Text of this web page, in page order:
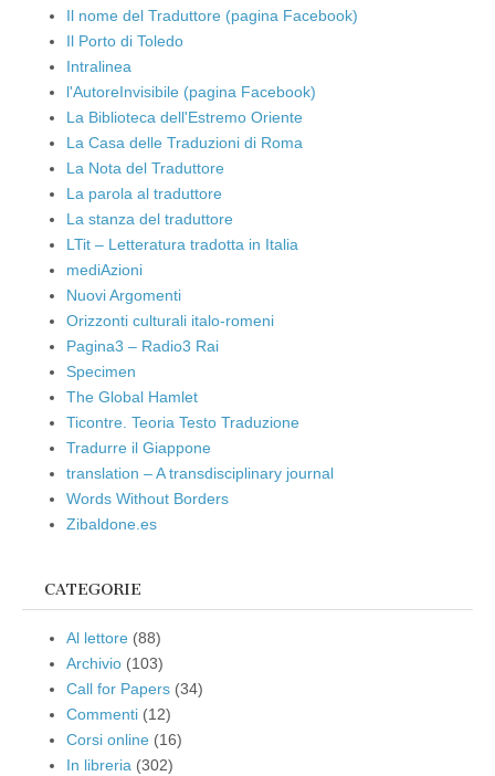
Il nome del Traduttore (pagina Facebook)
Il Porto di Toledo
Intralinea
l'AutoreInvisibile (pagina Facebook)
La Biblioteca dell'Estremo Oriente
La Casa delle Traduzioni di Roma
La Nota del Traduttore
La parola al traduttore
La stanza del traduttore
LTit – Letteratura tradotta in Italia
mediAzioni
Nuovi Argomenti
Orizzonti culturali italo-romeni
Pagina3 – Radio3 Rai
Specimen
The Global Hamlet
Ticontre. Teoria Testo Traduzione
Tradurre il Giappone
translation – A transdisciplinary journal
Words Without Borders
Zibaldone.es
CATEGORIE
Al lettore (88)
Archivio (103)
Call for Papers (34)
Commenti (12)
Corsi online (16)
In libreria (302)